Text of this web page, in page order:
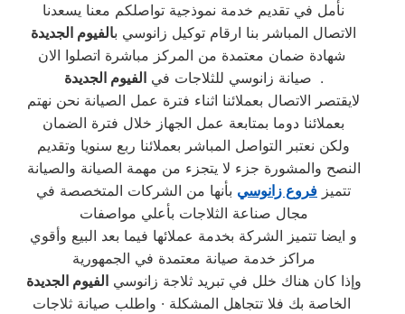
نأمل في تقديم خدمة نموذجية تواصلكم معنا يسعدنا
الاتصال المباشر بنا ارقام توكيل زانوسي بالفيوم الجديدة
شهادة ضمان معتمدة من المركز مباشرة اتصلوا الان
صيانة زانوسي للثلاجات في .
لايقتصر الاتصال بعملائنا اثناء فترة عمل الصيانة نحن نهتم
بعملائنا دوما بمتابعة عمل الجهاز خلال فترة الضمان
ولكن نعتبر التواصل المباشر بعملائنا ربع سنويا وتقديم
النصح والمشورة جزء لا يتجزء من مهمة الصيانة والصيانة
تتميز فروع زانوسي بأنها من الشركات المتخصصة في
مجال صناعة الثلاجات بأعلي مواصفات
و ايضا تتميز الشركة بخدمة عملائها فيما بعد البيع وأقوي
مراكز خدمة صيانة معتمدة في الجمهورية
وإذا كان هناك خلل في تبريد ثلاجة زانوسيالفيوم الجديدة
الخاصة بك فلا تتجاهل المشكلة · واطلب صيانة ثلاجات